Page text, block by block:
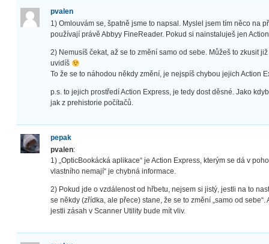
pvalen
1) Omlouvám se, špatně jsme to napsal. Myslel jsem tím něco na
používají právě Abbyy FineReader. Pokud si nainstaluješ jen
2) Nemusíš čekat, až se to změní samo od sebe. Můžeš to zkusit
uvidíš
To že se to náhodou někdy změní, je nejspíš chybou jejich Action
p.s. to jejich prostředí Action Express, je tedy dost děsné. Jako
jak z prehistorie počítačů.
pepak
pvalen:
1) „OpticBookácká aplikace“ je Action Express, kterým se dá v
vlastního nemají“ je chybná informace.
2) Pokud jde o vzdálenost od hřbetu, nejsem si jistý, jestli na to
se někdy (zřídka, ale přece) stane, že se to změní „samo od
jestli zásah v Scanner Utility bude mít vliv.